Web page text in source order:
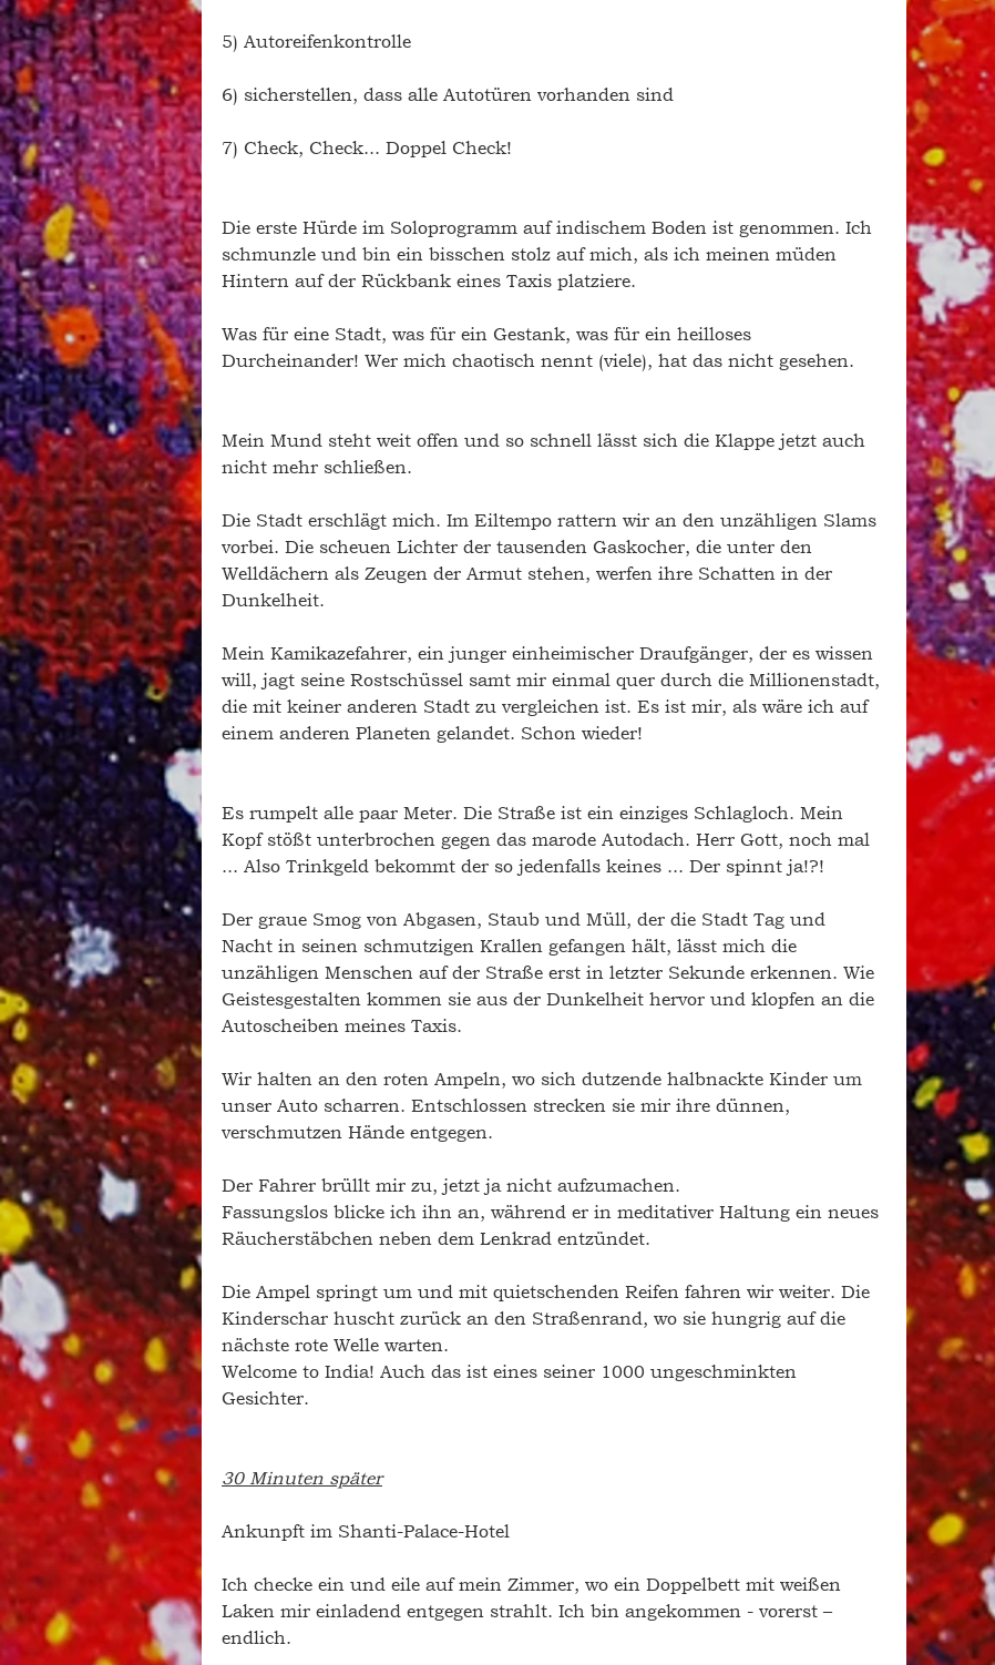
5) Autoreifenkontrolle
6) sicherstellen, dass alle Autotüren vorhanden sind
7) Check, Check... Doppel Check!
Die erste Hürde im Soloprogramm auf indischem Boden ist genommen. Ich
schmunzle und bin ein bisschen stolz auf mich, als ich meinen müden
Hintern auf der Rückbank eines Taxis platziere.
Was für eine Stadt, was für ein Gestank, was für ein heilloses
Durcheinander! Wer mich chaotisch nennt (viele), hat das nicht gesehen.
Mein Mund steht weit offen und so schnell lässt sich die Klappe jetzt auch
nicht mehr schließen.
Die Stadt erschlägt mich. Im Eiltempo rattern wir an den unzähligen Slams
vorbei. Die scheuen Lichter der tausenden Gaskocher, die unter den
Welldächern als Zeugen der Armut stehen, werfen ihre Schatten in der
Dunkelheit.
Mein Kamikazefahrer, ein junger einheimischer Draufgänger, der es wissen
will, jagt seine Rostschüssel samt mir einmal quer durch die Millionenstadt,
die mit keiner anderen Stadt zu vergleichen ist. Es ist mir, als wäre ich auf
einem anderen Planeten gelandet. Schon wieder!
Es rumpelt alle paar Meter. Die Straße ist ein einziges Schlagloch. Mein
Kopf stößt unterbrochen gegen das marode Autodach. Herr Gott, noch mal
... Also Trinkgeld bekommt der so jedenfalls keines ... Der spinnt ja!?!
Der graue Smog von Abgasen, Staub und Müll, der die Stadt Tag und
Nacht in seinen schmutzigen Krallen gefangen hält, lässt mich die
unzähligen Menschen auf der Straße erst in letzter Sekunde erkennen. Wie
Geistesgestalten kommen sie aus der Dunkelheit hervor und klopfen an die
Autoscheiben meines Taxis.
Wir halten an den roten Ampeln, wo sich dutzende halbnackte Kinder um
unser Auto scharren. Entschlossen strecken sie mir ihre dünnen,
verschmutzen Hände entgegen.
Der Fahrer brüllt mir zu, jetzt ja nicht aufzumachen.
Fassungslos blicke ich ihn an, während er in meditativer Haltung ein neues
Räucherstäbchen neben dem Lenkrad entzündet.
Die Ampel springt um und mit quietschenden Reifen fahren wir weiter. Die
Kinderschar huscht zurück an den Straßenrand, wo sie hungrig auf die
nächste rote Welle warten.
Welcome to India! Auch das ist eines seiner 1000 ungeschminkten
Gesichter.
30 Minuten später
Ankunpft im Shanti-Palace-Hotel
Ich checke ein und eile auf mein Zimmer, wo ein Doppelbett mit weißen
Laken mir einladend entgegen strahlt. Ich bin angekommen - vorerst –
endlich.